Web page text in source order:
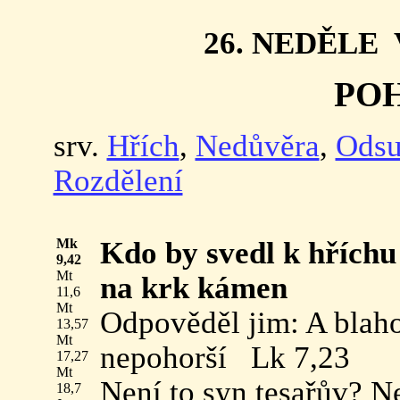
26.
srv. Hřích, Nedůvěra,
Rozdělení
Mk
9,42
Mt
11,6
Mt
13,57
Mt
17,27
Mt
18,7
Kdo by svedl k
na krk kámen
Odpověděl jim: A
nepohorší Lk 7,23
Není to syn tesařův?